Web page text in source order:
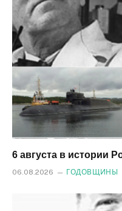
6 августа в истории
06.08.2026 ГОДОВЩИНЫ